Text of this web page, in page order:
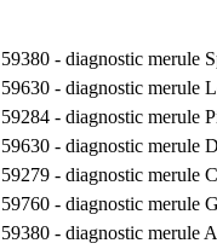
59380 - diagnostic merule
59630 - diagnostic merule
59284 - diagnostic merule
59630 - diagnostic merule
59279 - diagnostic merule
59760 - diagnostic merule
59380 - diagnostic merule